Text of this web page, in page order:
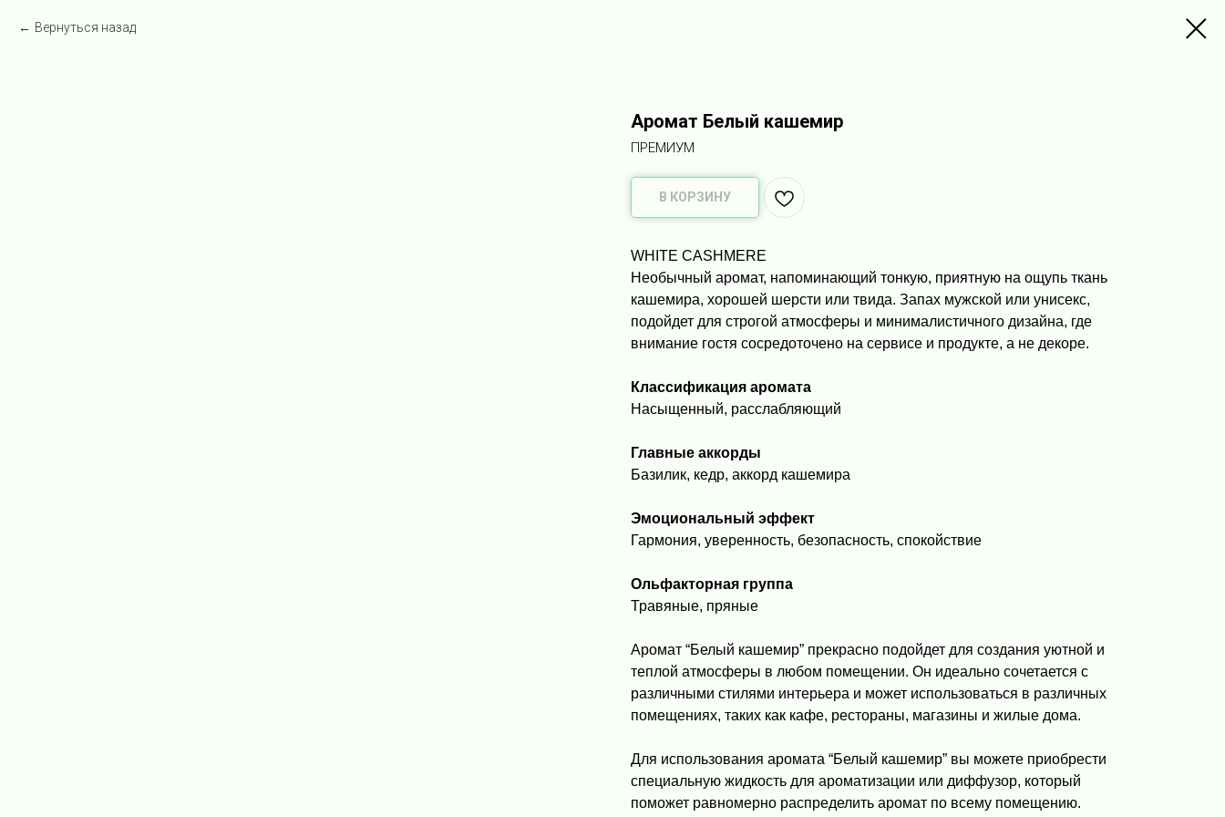
Вернуться назад
Аромат Белый кашемир
ПРЕМИУМ
В КОРЗИНУ
WHITE CASHMERE
Необычный аромат, напоминающий тонкую, приятную на ощупь ткань
кашемира, хорошей шерсти или твида. Запах мужской или унисекс,
подойдет для строгой атмосферы и минималистичного дизайна, где
внимание гостя сосредоточено на сервисе и продукте, а не декоре.
Классификация аромата
Насыщенный, расслабляющий
Главные аккорды
Базилик, кедр, аккорд кашемира
Эмоциональный эффект
Гармония, уверенность, безопасность, спокойствие
Ольфакторная группа
Травяные, пряные
Аромат “Белый кашемир” прекрасно подойдет для создания уютной и
теплой атмосферы в любом помещении. Он идеально сочетается с
различными стилями интерьера и может использоваться в различных
помещениях, таких как кафе, рестораны, магазины и жилые дома.
Для использования аромата “Белый кашемир” вы можете приобрести
специальную жидкость для ароматизации или диффузор, который
поможет равномерно распределить аромат по всему помещению.